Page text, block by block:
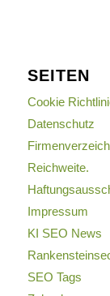
SEITEN
Cookie
Datenschutz
Reichweite.
Impressum
KI SEO News
SEO Tags